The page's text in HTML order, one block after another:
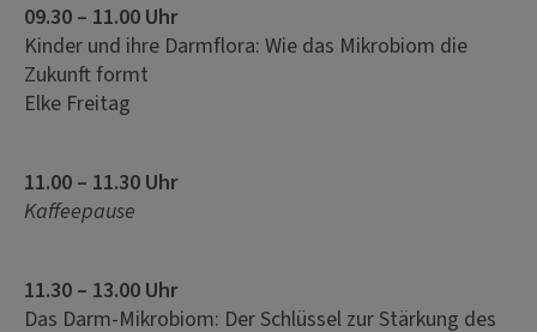
09.30 – 11.00 Uhr
Kinder und ihre Darmflora: Wie das Mikrobiom die
Zukunft formt
Elke Freitag
11.00 – 11.30 Uhr
Kaffeepause
11.30 – 13.00 Uhr
Das Darm-Mikrobiom: Der Schlüssel zur Stärkung des